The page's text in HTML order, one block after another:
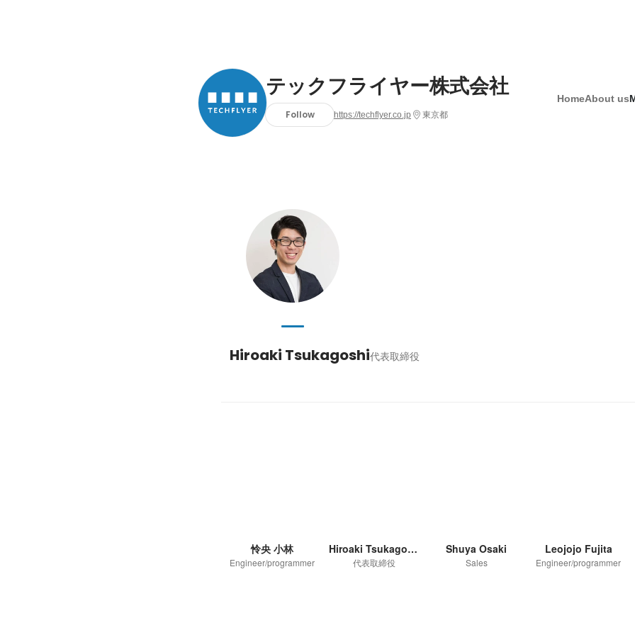
テックフライヤー株式会社
Follow https://techflyer.co.jp 東京都
HomeAbout us
Hiroaki Tsukagoshi代表取締役
怜央 小林
Engineer/programmer
Hiroaki Tsukagoshi
代表取締役
Shuya Osaki
Sales
Leojojo Fujita
Engineer/programmer